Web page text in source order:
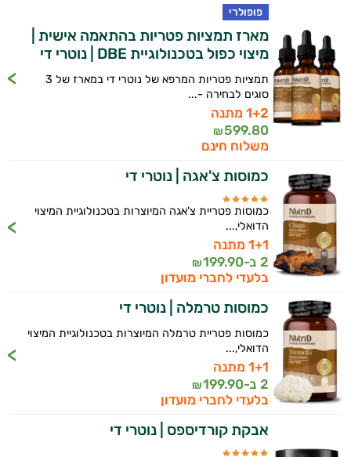
פופולרי
מארז תמציות פטריות בהתאמה אישית |
מיצוי כפול בטכנולוגיית DBE | נוטרי די
תמציות פטריות המרפא של נוטרי די במארז של 3
סוגים לבחירה -...
1+2 מתנה
599.80
₪
משלוח חינם
כמוסות צ'אגה | נוטרי די
כמוסות פטריית צ'אגה המיוצרות בטכנולוגיית המיצוי
הדואלי,...
1+1 מתנה
2 ב-
199.90
₪
בלעדי לחברי מועדון
כמוסות טרמלה | נוטרי די
כמוסות פטריית טרמלה המיוצרות בטכנולוגיית המיצוי
הדואלי,...
1+1 מתנה
2 ב-
199.90
₪
בלעדי לחברי מועדון
אבקת קורדיספס | נוטרי די